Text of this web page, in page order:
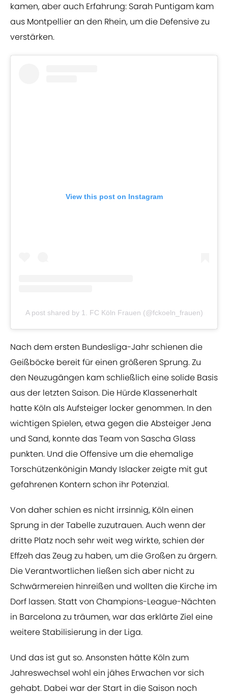
kamen, aber auch Erfahrung: Sarah Puntigam kam
aus Montpellier an den Rhein, um die Defensive zu
verstärken.
View this post on Instagram
A post shared by 1. FC Köln Frauen (@fckoeln_frauen)
Nach dem ersten Bundesliga-Jahr schienen die
Geißböcke bereit für einen größeren Sprung. Zu
den Neuzugängen kam schließlich eine solide Basis
aus der letzten Saison. Die Hürde Klassenerhalt
hatte Köln als Aufsteiger locker genommen. In den
wichtigen Spielen, etwa gegen die Absteiger Jena
und Sand, konnte das Team von Sascha Glass
punkten. Und die Offensive um die ehemalige
Torschützenkönigin Mandy Islacker zeigte mit gut
gefahrenen Kontern schon ihr Potenzial.
Von daher schien es nicht irrsinnig, Köln einen
Sprung in der Tabelle zuzutrauen. Auch wenn der
dritte Platz noch sehr weit weg wirkte, schien der
Effzeh das Zeug zu haben, um die Großen zu ärgern.
Die Verantwortlichen ließen sich aber nicht zu
Schwärmereien hinreißen und wollten die Kirche im
Dorf lassen. Statt von Champions-League-Nächten
in Barcelona zu träumen, war das erklärte Ziel eine
weitere Stabilisierung in der Liga.
Und das ist gut so. Ansonsten hätte Köln zum
Jahreswechsel wohl ein jähes Erwachen vor sich
gehabt. Dabei war der Start in die Saison noch